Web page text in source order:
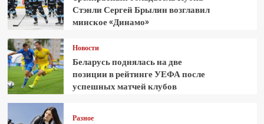
Стэнли Сергей Брылин возглавил
минское «Динамо»
Новости
Беларусь поднялась на две
позиции в рейтинге УЕФА после
успешных матчей клубов
Разное